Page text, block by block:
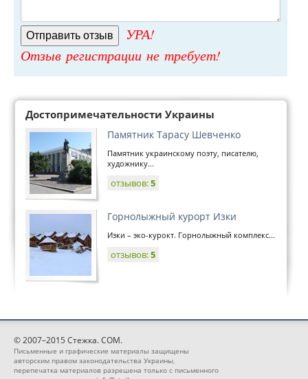
УРА!
Отзыв регистрации не требует!
Достопримечательности Украины
Памятник Тарасу Шевченко
Памятник украинскому поэту, писателю,
художнику...
отзывов:5
Горнолыжный курорт Изки
Изки – эко-курокт. Горнолыжный комплекс...
отзывов:5
© 2007–2015 Стежка. COM.
Письменные и графические материалы защищены
авторским правом законодательства Украины,
перепечатка материалов разрешена только с письменного